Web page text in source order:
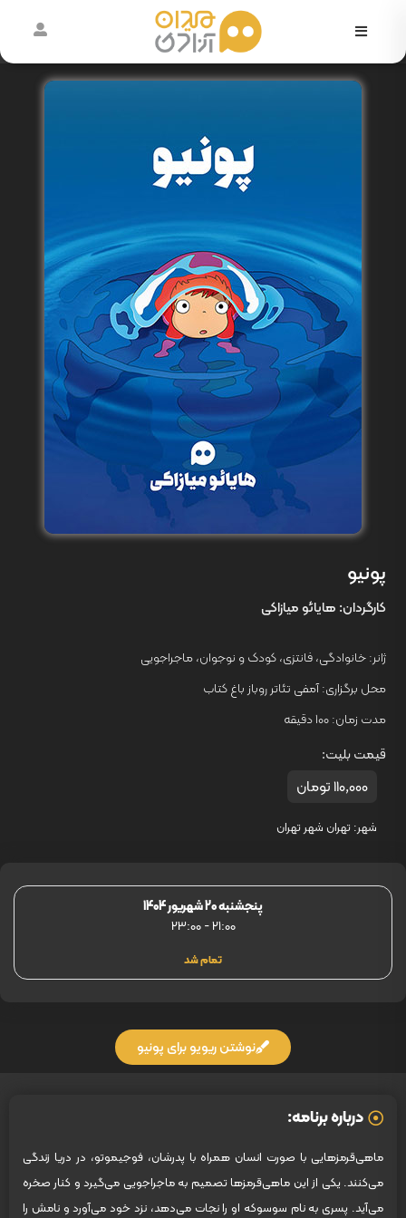
حال
اکران
پونیو
کارگردان:هایائو میازاکی
ژانر:خانوادگی،فانتزی،کودک و نوجوان،ماجراجویی
محل برگزاری: آمفی تئاتر روباز باغ کتاب
مدت زمان:100 دقیقه
قیمت بلیت:
110,000 تومان
شهر:تهران شهر تهران
پنجشنبه 20 شهریور 1404
21:00
-
23:00
تمام شد
نوشتن ریویو برای پونیو
درباره برنامه:
ماهی‌قرمزهایی با صورت انسان همراه با پدرشان، فوجیموتو، در دریا زندگی
می‌کنند. یکی از این ماهی‌قرمزها تصمیم به ماجراجویی می‌گیرد و کنار صخره
می‌آید. پسری به نام سوسوکه او را نجات می‌دهد، نزد خود می‌آورد و نامش را